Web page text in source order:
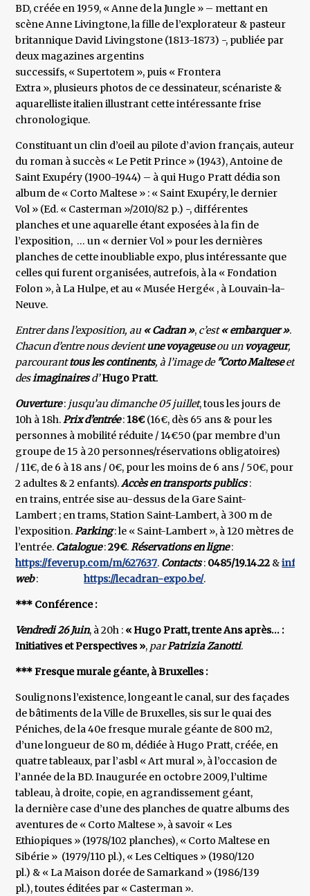
BD, créée en 1959, « Anne de la Jungle » – mettant en
scène Anne Livingtone, la fille de l’explorateur & pasteur
britannique David Livingstone (1813-1873) -, publiée par
deux magazines argentins
successifs, « Supertotem », puis « Frontera
Extra », plusieurs photos de ce dessinateur, scénariste &
aquarelliste italien illustrant cette intéressante frise
chronologique.
Constituant un clin d’oeil au pilote d’avion français, auteur
du roman à succès « Le Petit Prince » (1943), Antoine de
Saint Exupéry (1900-1944) – à qui Hugo Pratt dédia son
album de « Corto Maltese » : « Saint Exupéry, le dernier
Vol » (Ed. « Casterman »/2010/82 p.) -, différentes
planches et une aquarelle étant exposées à la fin de
l’exposition, … un « dernier Vol » pour les dernières
planches de cette inoubliable expo, plus intéressante que
celles qui furent organisées, autrefois, à la « Fondation
Folon », à La Hulpe, et au « Musée Hergé« , à Louvain-la-
Neuve.
Entrer dans l’exposition, au « Cadran », c’est« embarquer ».
Chacun d’entre nous devientune voyageuseou unvoyageur,
parcouranttous les continents, à l’image de "Corto Malteseet
desimaginairesd’Hugo Pratt.
Ouverture: jusqu’au dimanche 05 juillet, tous les jours de
10h à 18h.Prix d’entrée:18€ (16€, dès 65 ans & pour les
personnes à mobilité réduite / 14€50 (par membre d’un
groupe de 15 à 20 personnes/réservations obligatoires)
/ 11€, de 6 à 18 ans / 0€, pour les moins de 6 ans / 50€, pour
2 adultes & 2 enfants).Accès en transports publics:
en trains, entrée sise au-dessus de la Gare Saint-
Lambert ; en trams, Station Saint-Lambert, à 300 m de
l’exposition.Parking: le « Saint-Lambert », à 120 mètres de
l’entrée. Catalogue:29€.Réservations en ligne:
https://feverup.com/m/627637. Contacts: 0485/19.14.22 &
web:https://lecadran-expo.be/.
*** Conférence :
Vendredi 26 Juin, à 20h : « Hugo Pratt, trente Ans après… :
Initiatives et Perspectives », parPatrizia Zanotti.
*** Fresque murale géante, à Bruxelles :
Soulignons l’existence, longeant le canal, sur des façades
de bâtiments de la Ville de Bruxelles, sis sur le quai des
Péniches, de la 40e fresque murale géante de 800 m2,
d’une longueur de 80 m, dédiée à Hugo Pratt, créée, en
quatre tableaux, par l’asbl « Art mural », à l’occasion de
l’année de la BD. Inaugurée en octobre 2009, l’ultime
tableau, à droite, copie, en agrandissement géant,
la dernière case d’une des planches de quatre albums des
aventures de « Corto Maltese », à savoir « Les
Ethiopiques » (1978/102 planches), « Corto Maltese en
Sibérie » (1979/110 pl.), « Les Celtiques » (1980/120
pl.) & « La Maison dorée de Samarkand » (1986/139
pl.), toutes éditées par « Casterman ».